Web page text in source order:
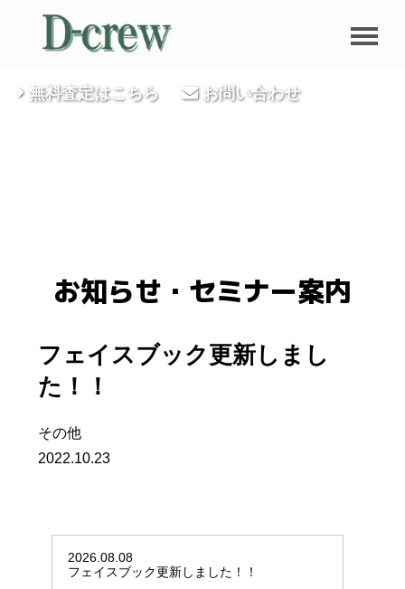
無料査定はこちら お問い合わせ
お知らせ・セミナー案内
フェイスブック更新しまし
た！！
その他
2022.10.23
2026.08.08
フェイスブック更新しました！！